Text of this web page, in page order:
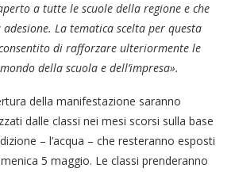
a tutte le scuole della regione e che
La tematica scelta per questa
consentito di rafforzare ulteriormente le
della scuola e dell’impresa».
della manifestazione saranno
dalle classi nei mesi scorsi sulla base
– l’acqua – che resteranno esposti
5 maggio. Le classi prenderanno